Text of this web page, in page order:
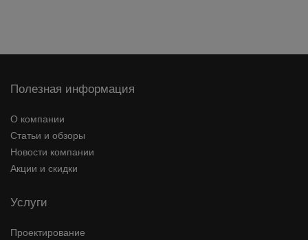
Полезная информация
О компании
Статьи и обзоры
Новости компании
Акции и скидки
Услуги
Проектирование